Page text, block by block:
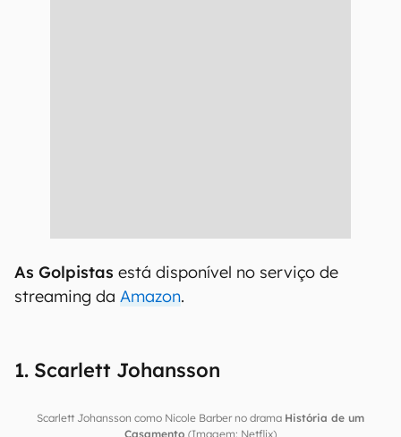
As Golpistas está disponível no serviço de
streaming da Amazon.
1. Scarlett Johansson
Scarlett Johansson como Nicole Barber no drama História de um
Casamento (Imagem: Netflix)